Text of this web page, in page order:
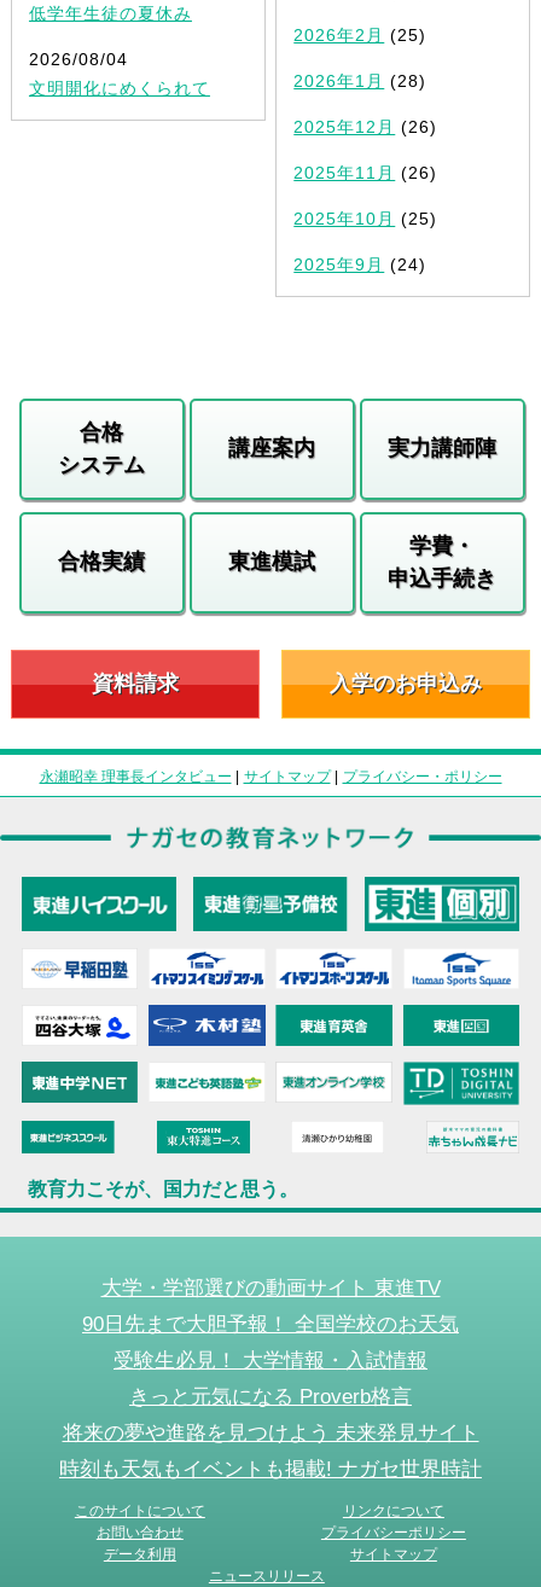
低学年生徒の夏休み
2026/08/04
文明開化にめくられて
2026年2月 (25)
2026年1月 (28)
2025年12月 (26)
2025年11月 (26)
2025年10月 (25)
2025年9月 (24)
合格
システム
講座案内 実力講師陣
合格実績 東進模試
学費・
申込手続き
資料請求 入学のお申込み
永瀬昭幸 理事長インタビュー | サイトマップ| プライバシー・ポリシー
教育力こそが、国力だと思う。
大学・学部選びの動画サイト 東進TV
90日先まで大胆予報！ 全国学校のお天気
受験生必見！ 大学情報・入試情報
きっと元気になる Proverb格言
将来の夢や進路を見つけよう 未来発見サイト
時刻も天気もイベントも掲載! ナガセ世界時計
このサイトについて
リンクについて
お問い合わせ
プライバシーポリシー
データ利用
サイトマップ
ニュースリリース